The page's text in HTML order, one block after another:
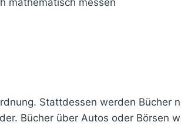
mathematisch messen
Stattdessen werden Bücher
Bücher über Autos oder Börsen